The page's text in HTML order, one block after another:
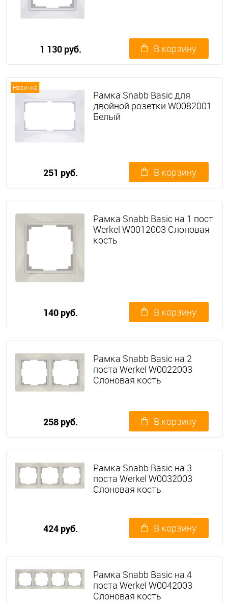
1 130 руб. В корзину
Новинка
Рамка Snabb Basic для
двойной розетки W0082001
Белый
251 руб. В корзину
Рамка Snabb Basic на 1 пост
Werkel W0012003 Слоновая
кость
140 руб. В корзину
Рамка Snabb Basic на 2
поста Werkel W0022003
Слоновая кость
258 руб. В корзину
Рамка Snabb Basic на 3
поста Werkel W0032003
Слоновая кость
424 руб. В корзину
Рамка Snabb Basic на 4
поста Werkel W0042003
Слоновая кость